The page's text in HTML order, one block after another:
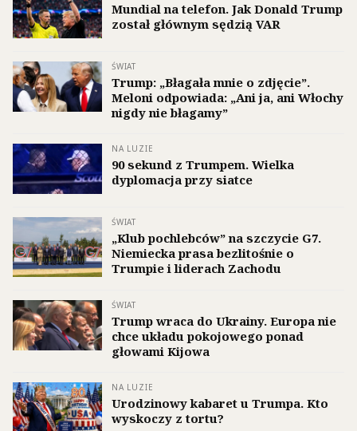
Mundial na telefon. Jak Donald Trump
został głównym sędzią VAR
ŚWIAT
Trump: „Błagała mnie o zdjęcie”.
Meloni odpowiada: „Ani ja, ani Włochy
nigdy nie błagamy”
NA LUZIE
90 sekund z Trumpem. Wielka
dyplomacja przy siatce
ŚWIAT
„Klub pochlebców” na szczycie G7.
Niemiecka prasa bezlitośnie o
Trumpie i liderach Zachodu
ŚWIAT
Trump wraca do Ukrainy. Europa nie
chce układu pokojowego ponad
głowami Kijowa
NA LUZIE
Urodzinowy kabaret u Trumpa. Kto
wyskoczy z tortu?